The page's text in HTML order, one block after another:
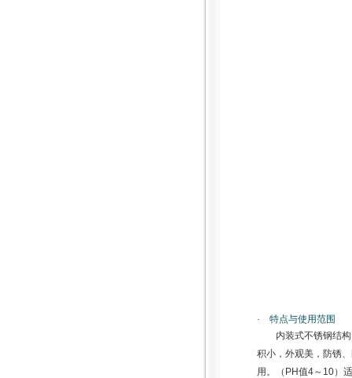
· 特点与使用范围
内装式不锈钢结
积小，外观美，防锈
用。（PH值4～10）